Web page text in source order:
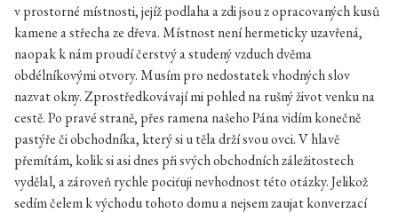
v prostorné místnosti, jejíž podlaha a zdi jsou z opracovaných kusů
kamene a střecha ze dřeva. Místnost není hermeticky uzavřená,
naopak k nám proudí čerstvý a studený vzduch dvěma
obdélníkovými otvory. Musím pro nedostatek vhodných slov
nazvat okny. Zprostředkovávají mi pohled na rušný život venku na
cestě. Po pravé straně, přes ramena našeho Pána vidím konečně
pastýře či obchodníka, který si u těla drží svou ovci. V hlavě
přemítám, kolik si asi dnes při svých obchodních záležitostech
vydělal, a zároveň rychle pociťuji nevhodnost této otázky. Jelikož
sedím čelem k východu tohoto domu a nejsem zaujat konverzací